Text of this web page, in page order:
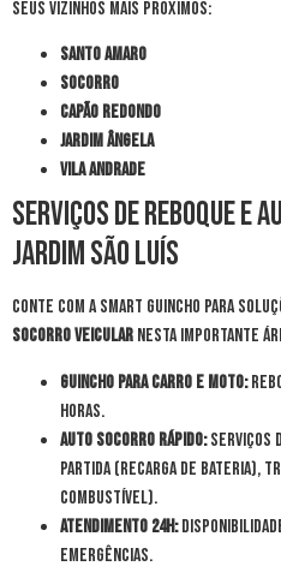
seus vizinhos mais próximos:
Santo Amaro
Socorro
Capão Redondo
Jardim Ângela
Vila Andrade
Serviços de Reboque e
Jardim São Luís
Conte com a Smart Guincho para
socorro veicular nesta importante
Guincho para Carro e Moto:
horas.
Auto Socorro Rápido:Serviços
Partida (Recarga de Bateria),
Combustível).
Atendimento 24h:
emergências.